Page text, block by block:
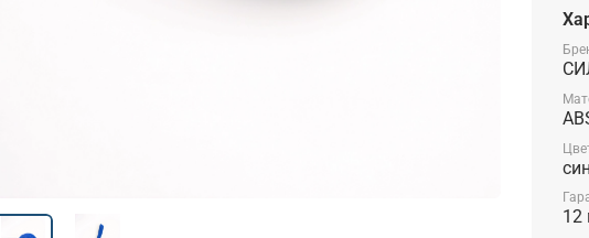
лямки
12